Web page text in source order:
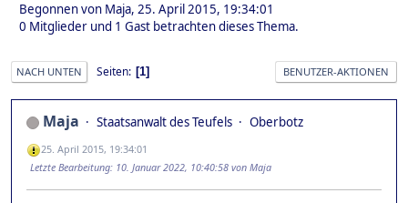
Begonnen von Maja, 25. April 2015, 19:34:01
0 Mitglieder und 1 Gast betrachten dieses Thema.
NACH UNTEN Seiten 1 BENUTZER-AKTIONEN
Maja Staatsanwalt des Teufels Oberbotz
25. April 2015, 19:34:01
Letzte Bearbeitung: 10. Januar 2022, 10:40:58 von Maja